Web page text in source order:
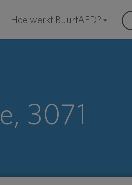
Hoe werkt BuurtAED?
3071